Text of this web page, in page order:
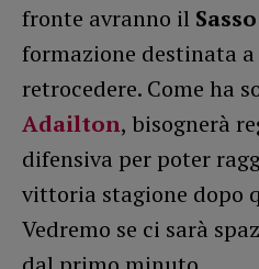
fronte avranno il
formazione destinata
retrocedere. Come ha
Adailton, bisognerà
difensiva per poter
vittoria stagione dopo
Vedremo se ci sarà